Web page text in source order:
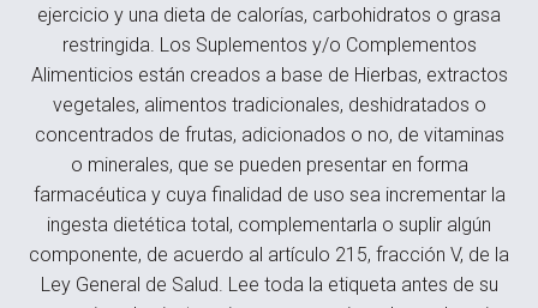
ejercicio y una dieta de calorías, carbohidratos o grasa
restringida. Los Suplementos y/o Complementos
Alimenticios están creados a base de Hierbas, extractos
vegetales, alimentos tradicionales, deshidratados o
concentrados de frutas, adicionados o no, de vitaminas
o minerales, que se pueden presentar en forma
farmacéutica y cuya finalidad de uso sea incrementar la
ingesta dietética total, complementarla o suplir algún
componente, de acuerdo al artículo 215, fracción V, de la
Ley General de Salud. Lee toda la etiqueta antes de su